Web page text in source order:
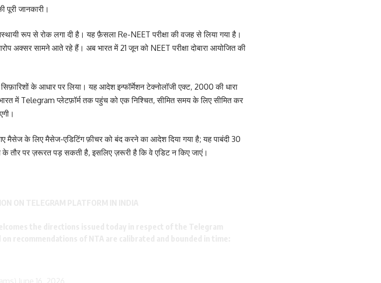
जानकारी।
रूप से रोक लगा दी है। यह फ़ैसला Re-NEET परीक्षा की वजह से लिया गया है।
सामने आते रहे हैं। अब भारत में 21 जून को NEET परीक्षा दोबारा आयोजित की
के आधार पर लिया। यह आदेश इन्फॉर्मेशन टेक्नोलॉजी एक्ट, 2000 की धारा
में Telegram प्लेटफ़ॉर्म तक पहुंच को एक निश्चित, सीमित समय के लिए सीमित कर
मैसेज के लिए मैसेज-एडिटिंग फ़ीचर को बंद करने का आदेश दिया गया है; यह पाबंदी 30
पर ज़रूरत पड़ सकती है, इसलिए ज़रूरी है कि वे एडिट न किए जाएं।